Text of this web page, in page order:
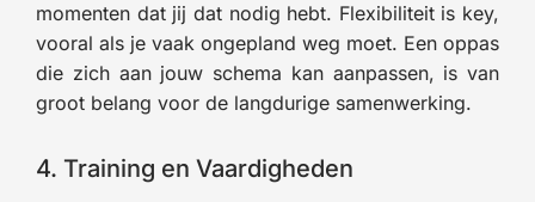
momenten dat jij dat nodig hebt. Flexibiliteit is key,
vooral als je vaak ongepland weg moet. Een oppas
die zich aan jouw schema kan aanpassen, is van
groot belang voor de langdurige samenwerking.
4. Training en Vaardigheden